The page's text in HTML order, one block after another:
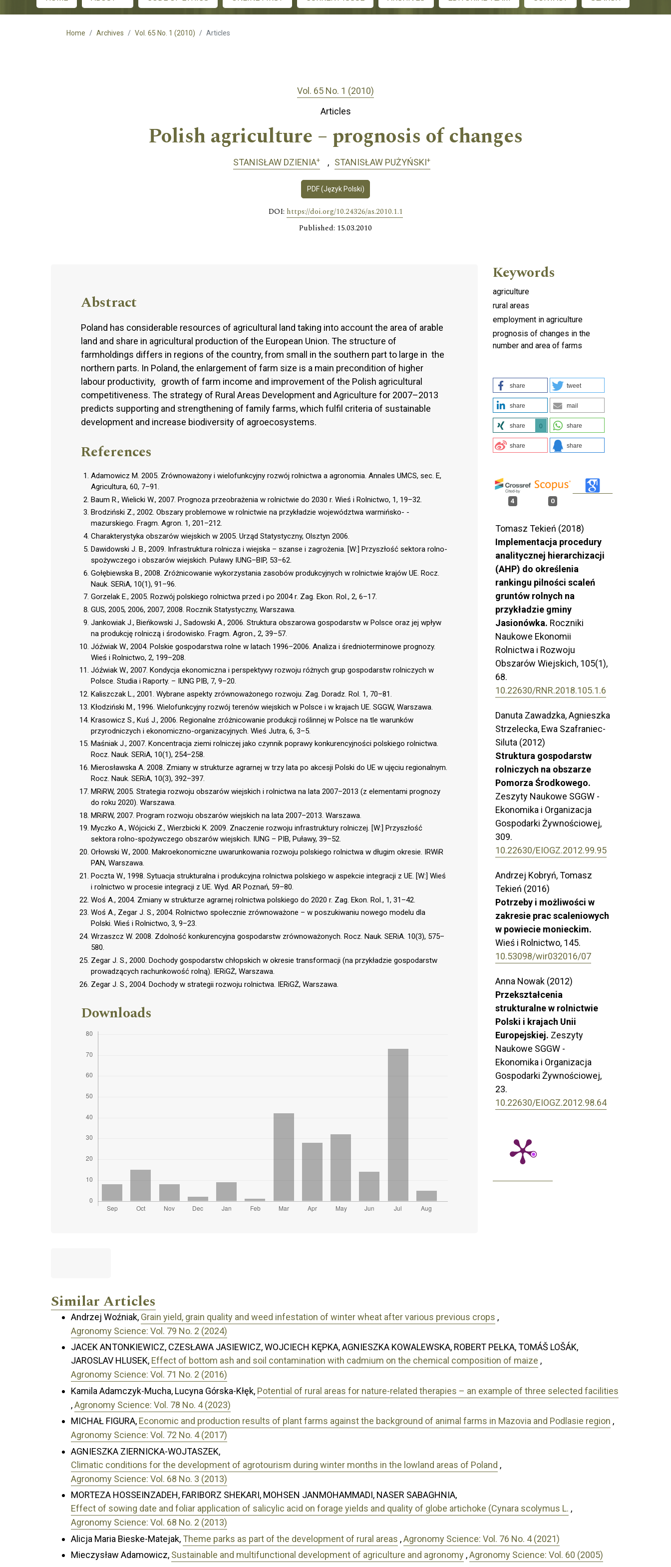
Main menu
Home Archives Vol. 65 No. 1 (2010) Articles
Vol. 65 No. 1 (2010)
Articles
Polish agriculture – prognosis of changes
STANISŁAW DZIENIA+ STANISŁAW PUŻYŃSKI+
PDF (Język Polski)
DOI: https://doi.org/10.24326/as.2010.1.1
Published: 15.03.2010
Abstract
Poland has considerable resources of agricultural land taking into account the area of arable
land and share in agricultural production of the European Union. The structure of
farmholdings differs in regions of the country, from small in the southern part to large in the
northern parts. In Poland, the enlargement of farm size is a main precondition of higher
labour productivity, growth of farm income and improvement of the Polish agricultural
competitiveness. The strategy of Rural Areas Development and Agriculture for 2007–2013
predicts supporting and strengthening of family farms, which fulfil criteria of sustainable
development and increase biodiversity of agroecosystems.
References
Adamowicz M. 2005. Zrównoważony i wielofunkcyjny rozwój rolnictwa a agronomia. Annales UMCS, sec. E,
Agricultura, 60, 7–91.
Baum R., Wielicki W., 2007. Prognoza przeobrażenia w rolnictwie do 2030 r. Wieś i Rolnictwo, 1, 19–32.
Brodziński Z., 2002. Obszary problemowe w rolnictwie na przykładzie województwa warmińsko- -
mazurskiego. Fragm. Agron. 1, 201–212.
Charakterystyka obszarów wiejskich w 2005. Urząd Statystyczny, Olsztyn 2006.
Dawidowski J. B., 2009. Infrastruktura rolnicza i wiejska – szanse i zagrożenia. [W:] Przyszłość sektora rolno-
spożywczego i obszarów wiejskich. Puławy IUNG–BIP, 53–62.
Gołębiewska B., 2008. Zróżnicowanie wykorzystania zasobów produkcyjnych w rolnictwie krajów UE. Rocz.
Nauk. SERiA, 10(1), 91–96.
Gorzelak E., 2005. Rozwój polskiego rolnictwa przed i po 2004 r. Zag. Ekon. Rol., 2, 6–17.
GUS, 2005, 2006, 2007, 2008. Rocznik Statystyczny, Warszawa.
Jankowiak J., Bieńkowski J., Sadowski A., 2006. Struktura obszarowa gospodarstw w Polsce oraz jej wpływ
na produkcję rolniczą i środowisko. Fragm. Agron., 2, 39–57.
Jóźwiak W., 2004. Polskie gospodarstwa rolne w latach 1996–2006. Analiza i średnioterminowe prognozy.
Wieś i Rolnictwo, 2, 199–208.
Jóźwiak W., 2007. Kondycja ekonomiczna i perspektywy rozwoju różnych grup gospodarstw rolniczych w
Polsce. Studia i Raporty. – IUNG PIB, 7, 9–20.
Kaliszczak L., 2001. Wybrane aspekty zrównoważonego rozwoju. Zag. Doradz. Rol. 1, 70–81.
Kłodziński M., 1996. Wielofunkcyjny rozwój terenów wiejskich w Polsce i w krajach UE. SGGW, Warszawa.
Krasowicz S., Kuś J., 2006. Regionalne zróżnicowanie produkcji roślinnej w Polsce na tle warunków
przyrodniczych i ekonomiczno-organizacyjnych. Wieś Jutra, 6, 3–5.
Maśniak J., 2007. Koncentracja ziemi rolniczej jako czynnik poprawy konkurencyjności polskiego rolnictwa.
Rocz. Nauk. SERiA, 10(1), 254–258.
Mierosławska A. 2008. Zmiany w strukturze agrarnej w trzy lata po akcesji Polski do UE w ujęciu regionalnym.
Rocz. Nauk. SERiA, 10(3), 392–397.
MRiRW, 2005. Strategia rozwoju obszarów wiejskich i rolnictwa na lata 2007–2013 (z elementami prognozy
do roku 2020). Warszawa.
MRiRW, 2007. Program rozwoju obszarów wiejskich na lata 2007–2013. Warszawa.
Myczko A., Wójcicki Z., Wierzbicki K. 2009. Znaczenie rozwoju infrastruktury rolniczej. [W:] Przyszłość
sektora rolno-spożywczego obszarów wiejskich. IUNG – PIB, Puławy, 39–52.
Orłowski W., 2000. Makroekonomiczne uwarunkowania rozwoju polskiego rolnictwa w długim okresie. IRWiR
PAN, Warszawa.
Poczta W., 1998. Sytuacja strukturalna i produkcyjna rolnictwa polskiego w aspekcie integracji z UE. [W:] Wieś
i rolnictwo w procesie integracji z UE. Wyd. AR Poznań, 59–80.
Woś A., 2004. Zmiany w strukturze agrarnej rolnictwa polskiego do 2020 r. Zag. Ekon. Rol., 1, 31–42.
Woś A., Zegar J. S., 2004. Rolnictwo społecznie zrównoważone – w poszukiwaniu nowego modelu dla
Polski. Wieś i Rolnictwo, 3, 9–23.
Wrzaszcz W. 2008. Zdolność konkurencyjna gospodarstw zrównoważonych. Rocz. Nauk. SERiA. 10(3), 575–
580.
Zegar J. S., 2000. Dochody gospodarstw chłopskich w okresie transformacji (na przykładzie gospodarstw
prowadzących rachunkowość rolną). IERiGŻ, Warszawa.
Zegar J. S., 2004. Dochody w strategii rozwoju rolnictwa. IERiGŻ, Warszawa.
Downloads
Keywords
agriculture
rural areas
employment in agriculture
prognosis of changes in the
number and area of farms
share tweet
share mail
share 0 share
share share
4 0
Tomasz Tekień (2018)
Implementacja procedury
analitycznej hierarchizacji
(AHP) do określenia
rankingu pilności scaleń
gruntów rolnych na
przykładzie gminy
Jasionówka. Roczniki
Naukowe Ekonomii
Rolnictwa i Rozwoju
Obszarów Wiejskich, 105(1),
68.
10.22630/RNR.2018.105.1.6
Danuta Zawadzka, Agnieszka
Strzelecka, Ewa Szafraniec-
Siluta (2012)
Struktura gospodarstw
rolniczych na obszarze
Pomorza Środkowego.
Zeszyty Naukowe SGGW -
Ekonomika i Organizacja
Gospodarki Żywnościowej,
309.
10.22630/EIOGZ.2012.99.95
Andrzej Kobryń, Tomasz
Tekień (2016)
Potrzeby i możliwości w
zakresie prac scaleniowych
w powiecie monieckim.
Wieś i Rolnictwo, 145.
10.53098/wir032016/07
Anna Nowak (2012)
Przekształcenia
strukturalne w rolnictwie
Polski i krajach Unii
Europejskiej. Zeszyty
Naukowe SGGW -
Ekonomika i Organizacja
Gospodarki Żywnościowej,
23.
10.22630/EIOGZ.2012.98.64
Similar Articles
Andrzej Woźniak, Grain yield, grain quality and weed infestation of winter wheat after various previous crops ,
Agronomy Science: Vol. 79 No. 2 (2024)
JACEK ANTONKIEWICZ, CZESŁAWA JASIEWICZ, WOJCIECH KĘPKA, AGNIESZKA KOWALEWSKA, ROBERT PEŁKA, TOMÁŠ LOŠÁK,
JAROSLAV HLUSEK, Effect of bottom ash and soil contamination with cadmium on the chemical composition of maize ,
Agronomy Science: Vol. 71 No. 2 (2016)
Kamila Adamczyk-Mucha, Lucyna Górska-Kłęk, Potential of rural areas for nature-related therapies – an example of three selected facilities
,Agronomy Science: Vol. 78 No. 4 (2023)
MICHAŁ FIGURA, Economic and production results of plant farms against the background of animal farms in Mazovia and Podlasie region ,
Agronomy Science: Vol. 72 No. 4 (2017)
AGNIESZKA ZIERNICKA-WOJTASZEK,
Climatic conditions for the development of agrotourism during winter months in the lowland areas of Poland ,
Agronomy Science: Vol. 68 No. 3 (2013)
MORTEZA HOSSEINZADEH, FARIBORZ SHEKARI, MOHSEN JANMOHAMMADI, NASER SABAGHNIA,
Effect of sowing date and foliar application of salicylic acid on forage yields and quality of globe artichoke (Cynara scolymus L. ,
Agronomy Science: Vol. 68 No. 2 (2013)
Alicja Maria Bieske-Matejak, Theme parks as part of the development of rural areas ,Agronomy Science: Vol. 76 No. 4 (2021)
Mieczysław Adamowicz, Sustainable and multifunctional development of agriculture and agronomy ,Agronomy Science: Vol. 60 (2005)